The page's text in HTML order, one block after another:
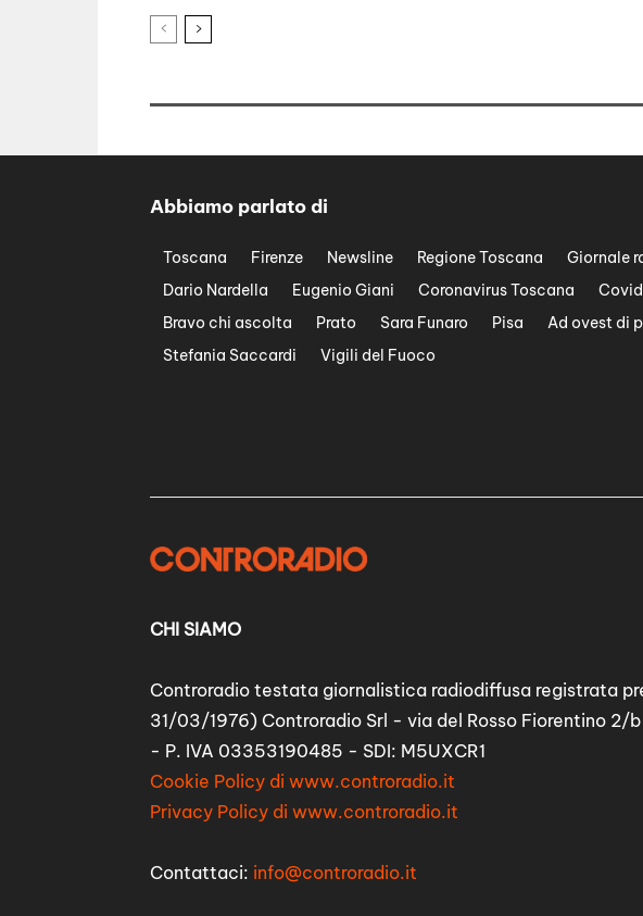
Abbiamo parlato di
Toscana Firenze Newsline Regione Toscana Giornale
Dario Nardella
Eugenio Giani Coronavirus Toscana
Bravo chi ascolta
Prato Sara Funaro Pisa Ad ovest di
Stefania Saccardi
Vigili del Fuoco
CHI SIAMO
Controradio testata giornalistica radiodiffusa registrata
31/03/1976) Controradio Srl - via del Rosso Fiorentino
- P. IVA 03353190485 - SDI: M5UXCR1
Cookie Policy di www.controradio.it
Privacy Policy di www.controradio.it
Contattaci: info@controradio.it